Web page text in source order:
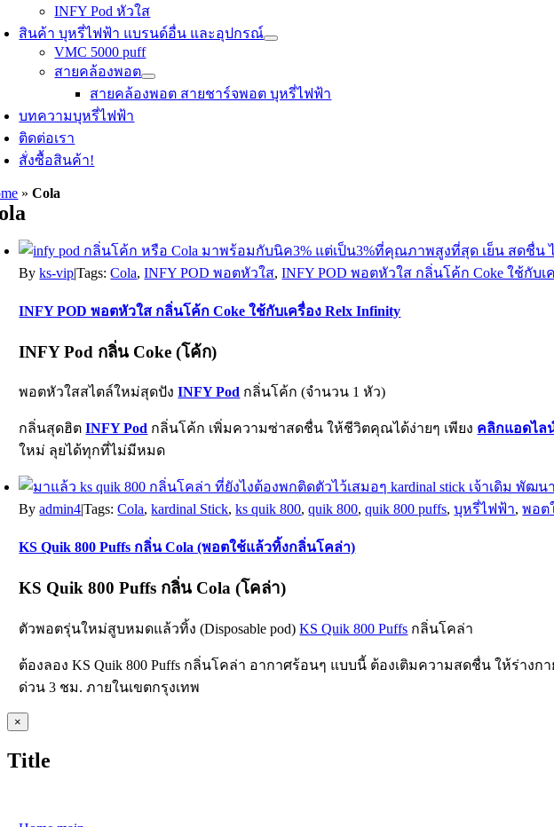
INFY Pod หัวใส
สินค้า บุหรี่ไฟฟ้า แบรนด์อื่น และอุปกรณ์
VMC 5000 puff
สายคล้องพอต
สายคล้องพอต สายชาร์จพอต บุหรี่ไฟฟ้า
บทความบุหรี่ไฟฟ้า
ติดต่อเรา
สั่งซื้อสินค้า!
»Cola
Byks-vip|Tags:Cola,INFY POD พอตหัวใส,INFY POD พอตหัวใส กลิ่นโค้ก Coke ใช้กับเ
INFY POD พอตหัวใส กลิ่นโค้ก Coke ใช้กับเครื่อง Relx Infinity
INFY Pod กลิ่น Coke (โค้ก)
พอตหัวใสสไตล์ใหม่สุดปังINFY Pod กลิ่นโค้ก (จำนวน 1 หัว)
กลิ่นสุดฮิตINFY Pod กลิ่นโค้ก เพิ่มความซ่าสดชื่น ให้ชีวิตคุณได้ง่ายๆ เพียง คลิกแอดไล
ใหม่ ลุยได้ทุกที่ไม่มีหมด
Byadmin4|Tags:Cola,kardinal Stick,ks quik 800,quik 800,quik 800 puffs,บุหรี่ไฟฟ้า,พอต
KS Quik 800 Puffs กลิ่น Cola (พอตใช้แล้วทิ้งกลิ่นโคล่า)
KS Quik 800 Puffs กลิ่น Cola (โคล่า)
ตัวพอตรุ่นใหม่สูบหมดแล้วทิ้ง (Disposable pod)KS Quik 800 Puffs กลิ่นโคล่า
ต้องลอง KS Quik 800 Puffs กลิ่นโคล่า อากาศร้อนๆ แบบนี้ ต้องเติมความสดชื่น ให้ร่างก
ด่วน 3 ชม. ภายในเขตกรุงเทพ
Close
product
view
×
Title